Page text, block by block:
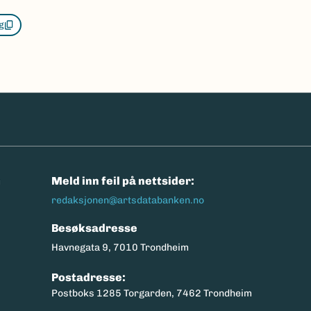
Meld inn feil på nettsider:
redaksjonen@artsdatabanken.no
Besøksadresse
Havnegata 9, 7010 Trondheim
Postadresse:
Postboks 1285 Torgarden, 7462 Trondheim